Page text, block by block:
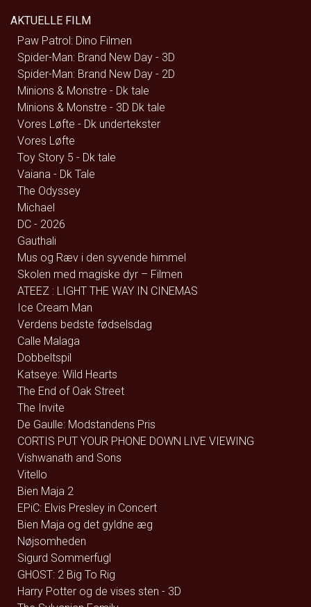
AKTUELLE FILM
Paw Patrol: Dino Filmen
Spider-Man: Brand New Day - 3D
Spider-Man: Brand New Day - 2D
Minions & Monstre - Dk tale
Minions & Monstre - 3D Dk tale
Vores Løfte - Dk undertekster
Vores Løfte
Toy Story 5 - Dk tale
Vaiana - Dk Tale
The Odyssey
Michael
DC - 2026
Gauthali
Mus og Ræv i den syvende himmel
Skolen med magiske dyr – Filmen
ATEEZ : LIGHT THE WAY IN CINEMAS
Ice Cream Man
Verdens bedste fødselsdag
Calle Malaga
Dobbeltspil
Katseye: Wild Hearts
The End of Oak Street
The Invite
De Gaulle: Modstandens Pris
CORTIS PUT YOUR PHONE DOWN LIVE VIEWING
Vishwanath and Sons
Vitello
Bien Maja 2
EPiC: Elvis Presley in Concert
Bien Maja og det gyldne æg
Nøjsomheden
Sigurd Sommerfugl
GHOST: 2 Big To Rig
Harry Potter og de vises sten - 3D